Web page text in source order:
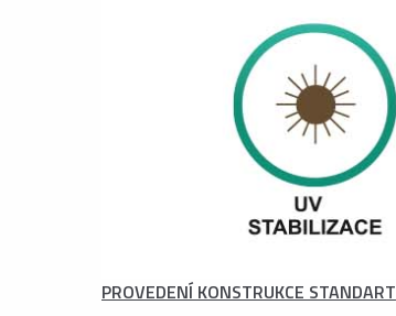
PROVEDENÍ KONSTRUKCE STANDART